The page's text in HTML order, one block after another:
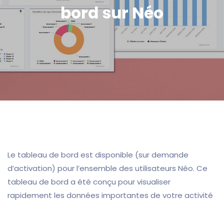
bord sur Néo
Le tableau de bord est disponible (sur demande
d’activation) pour l’ensemble des utilisateurs Néo. Ce
tableau de bord a été conçu pour visualiser
rapidement les données importantes de votre activité